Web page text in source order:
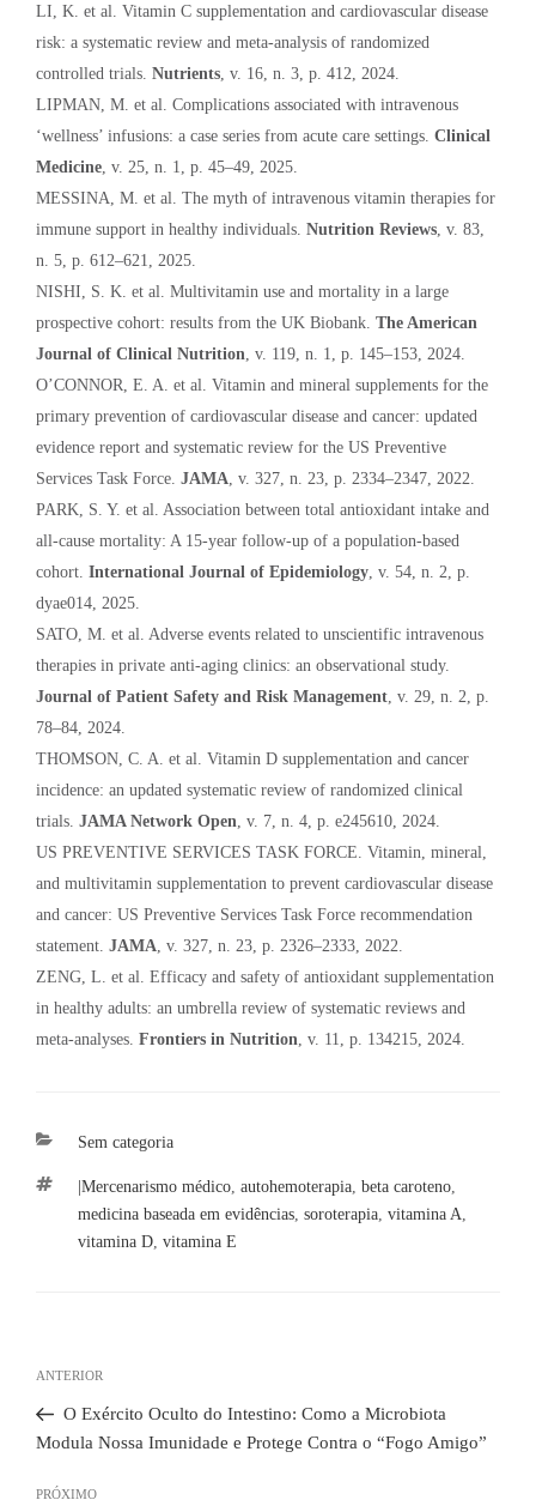
LI, K. et al. Vitamin C supplementation and cardiovascular disease
risk: a systematic review and meta-analysis of randomized
controlled trials. Nutrients , v. 16, n. 3, p. 412, 2024.
LIPMAN, M. et al. Complications associated with intravenous
‘wellness’ infusions: a case series from acute care settings. Clinical
Medicine , v. 25, n. 1, p. 45–49, 2025.
MESSINA, M. et al. The myth of intravenous vitamin therapies for
immune support in healthy individuals. Nutrition Reviews , v. 83,
n. 5, p. 612–621, 2025.
NISHI, S. K. et al. Multivitamin use and mortality in a large
prospective cohort: results from the UK Biobank. The American
Journal of Clinical Nutrition , v. 119, n. 1, p. 145–153, 2024.
O’CONNOR, E. A. et al. Vitamin and mineral supplements for the
primary prevention of cardiovascular disease and cancer: updated
evidence report and systematic review for the US Preventive
Services Task Force. JAMA , v. 327, n. 23, p. 2334–2347, 2022.
PARK, S. Y. et al. Association between total antioxidant intake and
all-cause mortality: A 15-year follow-up of a population-based
cohort. International Journal of Epidemiology , v. 54, n. 2, p.
dyae014, 2025.
SATO, M. et al. Adverse events related to unscientific intravenous
therapies in private anti-aging clinics: an observational study.
Journal of Patient Safety and Risk Management , v. 29, n. 2, p.
78–84, 2024.
THOMSON, C. A. et al. Vitamin D supplementation and cancer
incidence: an updated systematic review of randomized clinical
trials. JAMA Network Open , v. 7, n. 4, p. e245610, 2024.
US PREVENTIVE SERVICES TASK FORCE. Vitamin, mineral,
and multivitamin supplementation to prevent cardiovascular disease
and cancer: US Preventive Services Task Force recommendation
statement. JAMA , v. 327, n. 23, p. 2326–2333, 2022.
ZENG, L. et al. Efficacy and safety of antioxidant supplementation
in healthy adults: an umbrella review of systematic reviews and
meta-analyses. Frontiers in Nutrition , v. 11, p. 134215, 2024.
Categorias
Sem categoria
Tags
|Mercenarismo médico autohemoterapia beta caroteno
medicina baseada em evidências soroterapia vitamina A
vitamina D vitamina E
de
Post
Post
anterior
ANTERIOR
O Exército Oculto do Intestino: Como a Microbiota
Modula Nossa Imunidade e Protege Contra o “Fogo Amigo”
PRÓXIMO